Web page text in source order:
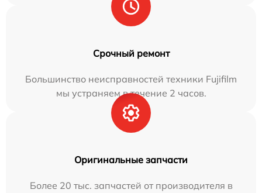
Срочный ремонт
Большинство неисправностей техники Fujifilm
мы устраняем в течение 2 часов.
Оригинальные запчасти
Более 20 тыс. запчастей от производителя в